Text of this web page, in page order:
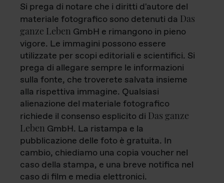
Si prega di notare che i diritti d'autore del
materiale fotografico sono detenuti da Das
ganze Leben GmbH e rimangono in pieno
vigore. Le immagini possono essere
utilizzate per scopi editoriali e scientifici. Si
prega di allegare sempre le informazioni
sulla fonte, che troverete salvata insieme
alla rispettiva immagine. Qualsiasi
alienazione del materiale fotografico
richiede il consenso esplicito di Das ganze
Leben GmbH. La ristampa e la
pubblicazione delle foto è gratuita. In
cambio, chiediamo una copia voucher nel
caso della stampa, e una breve notifica nel
caso di film e media elettronici.